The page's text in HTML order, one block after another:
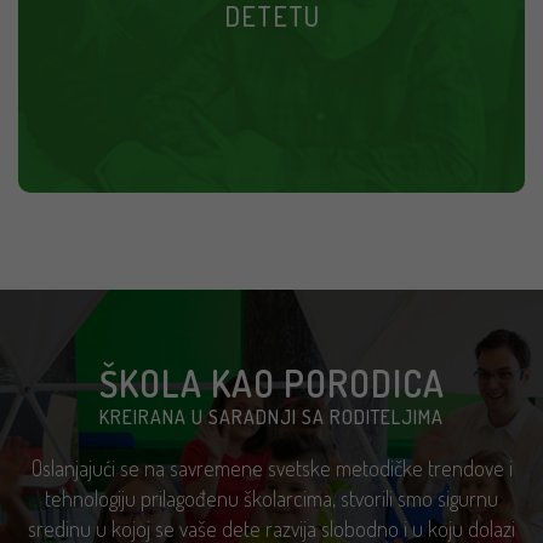
DETETU
ŠKOLA KAO PORODICA
KREIRANA U SARADNJI SA RODITELJIMA
Oslanjajući se na savremene svetske metodičke trendove i
tehnologiju prilagođenu školarcima, stvorili smo sigurnu
sredinu u kojoj se vaše dete razvija slobodno i u koju dolazi